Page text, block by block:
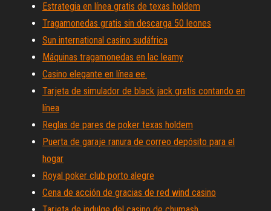
Estrategia en línea gratis de texas holdem
Tragamonedas gratis sin descarga 50 leones
Sun international casino sudáfrica
Máquinas tragamonedas en lac leamy
Casino elegante en línea ee.
Tarjeta de simulador de black jack gratis contando en
línea
Reglas de pares de poker texas holdem
Puerta de garaje ranura de correo depósito para el
hogar
Royal poker club porto alegre
Cena de acción de gracias de red wind casino